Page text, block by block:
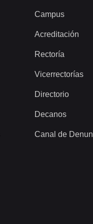
Campus
Acreditación
Rectoría
Vicerrectorías
Directorio
Decanos
Canal de